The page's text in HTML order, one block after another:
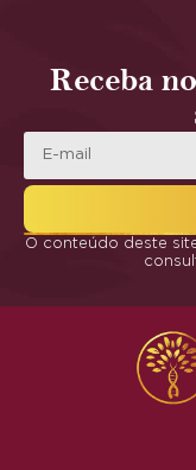
Receba
O conteúdo deste